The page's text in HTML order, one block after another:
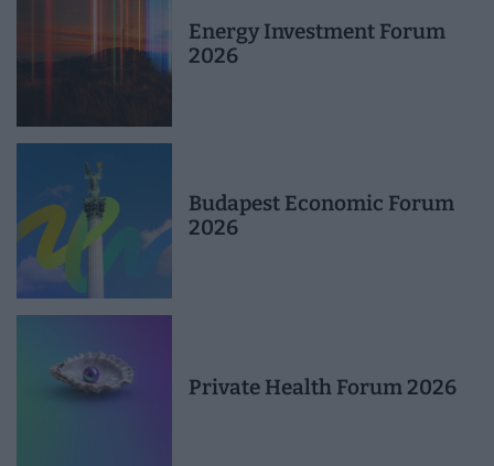
Energy Investment Forum
2026
Budapest Economic Forum
2026
Private Health Forum 2026